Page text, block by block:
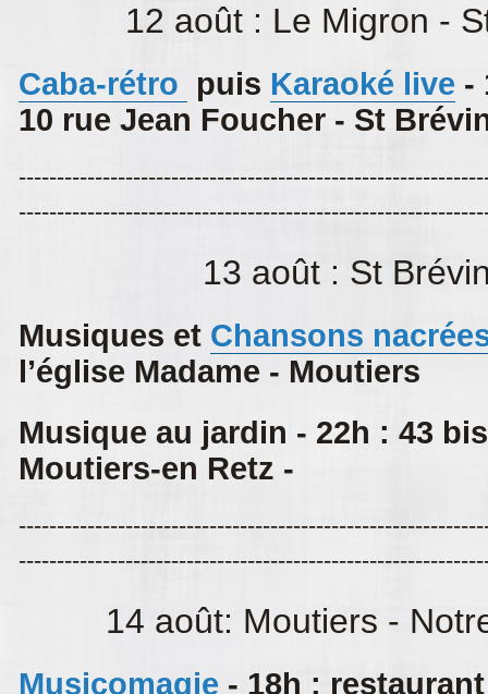
12 août : Le Migron -
Caba-rétro puis Karaoké live -
10 rue Jean Foucher - St
13 août : St
Musiques et Chansons
l’église Madame - Moutiers
Musique au jardin - 22h : 43
Moutiers-en Retz -
14 août: Moutiers -
Musicomagie - 18h :